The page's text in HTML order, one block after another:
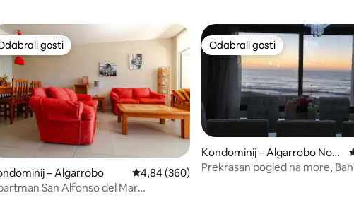
4,85/5, recenzija: 205
gosti
gosti
– Algarrobo Prosječna ocjena: 4,84/5, recenzija: 360
4,84 (360)
San Alfonso del Mar
Odabrali gosti
Odabrali gosti
Kondominij – Algarrobo Nort
e
Prekrasan pogled na more,